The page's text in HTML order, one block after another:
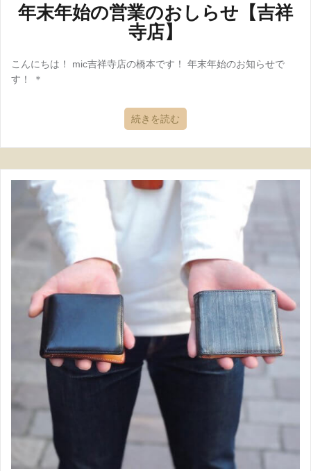
年末年始の営業のおしらせ【吉祥
寺店】
こんにちは！ mic吉祥寺店の橋本です！ 年末年始のお知らせで
す！ ＊
続きを読む